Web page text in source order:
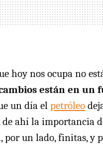
hoy nos ocupa no
están en un
un día el petróleo
de ahí la importancia
por un lado, finitas, y